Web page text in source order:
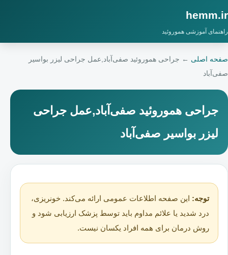
hemm.ir
راهنمای آموزشی هموروئید
صفحه اصلی ← جراحی هموروئید صفی‌آباد,عمل جراحی لیزر بواسیر
صفی‌آباد
جراحی هموروئید صفی‌آباد,عمل جراحی
لیزر بواسیر صفی‌آباد
توجه: این صفحه اطلاعات عمومی ارائه می‌کند. خونریزی،
درد شدید یا علائم مداوم باید توسط پزشک ارزیابی شود و
روش درمان برای همه افراد یکسان نیست.